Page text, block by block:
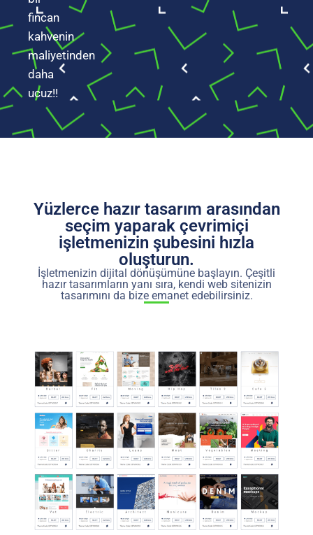
fincan
kahvenin
maliyetinden
daha
ucuz!!
Yüzlerce hazır tasarım arasından
seçim yaparak çevrimiçi
işletmenizin şubesini hızla
oluşturun.
İşletmenizin dijital dönüşümüne başlayın. Çeşitli
hazır tasarımların yanı sıra, kendi web sitenizin
tasarımını da bize emanet edebilirsiniz.